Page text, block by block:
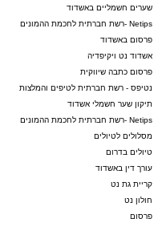
שערים חשמליים באשדוד
Netips -רשת חברתית לחכמת ההמונים
פרסום באשדוד
אשדוד נט ויקיפדיה
פרסום כתבה שיווקית
נטיפס - רשת חברתית לטיפים והמלצות
תיקון שער חשמלי אשדוד
Netips -רשת חברתית לחכמת ההמונים
מסלולים לטיולים
טיולים בדרום
עורך דין באשדוד
קריית גת נט
חולון נט
פרסום